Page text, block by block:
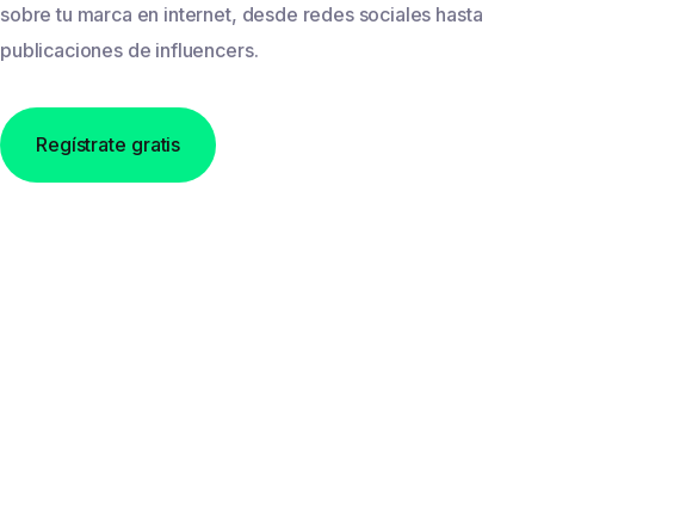
sobre tu marca en internet, desde redes sociales hasta
publicaciones de influencers.
Regístrate gratis